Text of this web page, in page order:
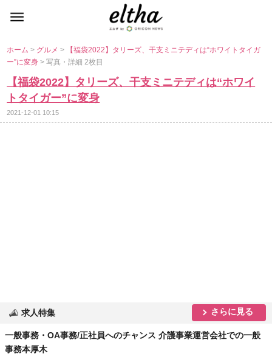
ホーム> グルメ>
【福袋2022】タリーズ、干支ミニテディは“ホワイトタイガ
ー”に変身> 写真・詳細 2枚目
【福袋2022】タリーズ、干支ミニテディは“ホワイ
トタイガー”に変身
2021-12-01 10:15
求人特集 さらに見る
一般事務・OA事務/正社員へのチャンス 介護事業運営会社での一般
事務本厚木